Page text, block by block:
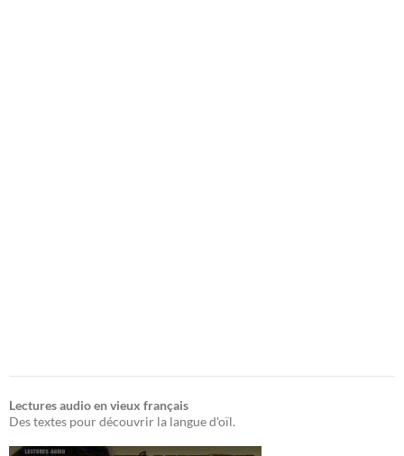
Lectures audio en vieux français
Des textes pour découvrir la langue d'oïl.